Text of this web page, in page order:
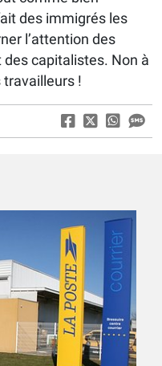
des immigrés les
l’attention des
des capitalistes. Non à
!